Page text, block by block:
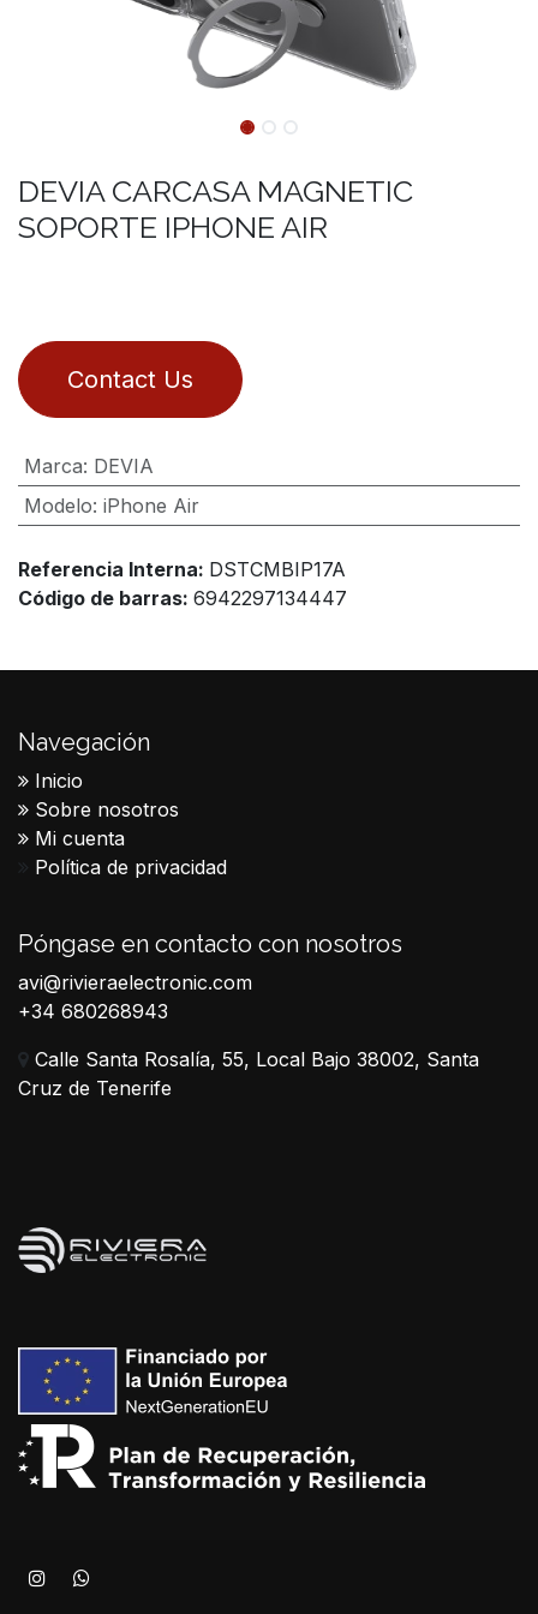
DEVIA CARCASA MAGNETIC
SOPORTE IPHONE AIR
Contact Us
Marca: DEVIA
Modelo: iPhone Air
Referencia Interna: DSTCMBIP17A
Código de barras: 6942297134447
Navegación
Inicio
Sobre nosotros
Mi cuenta
Política de privacidad
Póngase en contacto con nosotros
avi@rivieraelectronic.com
+34 680268943
Calle Santa Rosalía, 55, Local Bajo 38002, Santa
Cruz de Tenerife